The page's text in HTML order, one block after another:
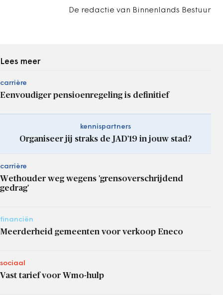
De redactie van Binnenlands Bestuur
Lees meer
carrière
Eenvoudiger pensioenregeling is definitief
kennispartners
Organiseer jij straks de JAD'19 in jouw stad?
carrière
Wethouder weg wegens 'grensoverschrijdend
gedrag'
financiën
Meerderheid gemeenten voor verkoop Eneco
sociaal
Vast tarief voor Wmo-hulp